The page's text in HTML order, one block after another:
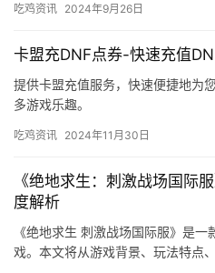
吃鸡资讯 2024年9月26日
卡盟充DNF点券-快速充值
提供卡盟充值服务，快速便捷地为
多游戏乐趣。
吃鸡资讯 2024年11月30日
《绝地求生：刺激战场国际
度解析
《绝地求生 刺激战场国际服》是
戏。本文将从游戏背景、玩法特点